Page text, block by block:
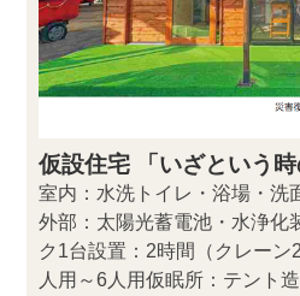
仮設住宅 「いざという時
室内：水洗トイレ・浴場・洗
外部：太陽光蓄電池・水浄化
ク1台設置：2時間（クレーン
人用～6人用仮眠所：テント